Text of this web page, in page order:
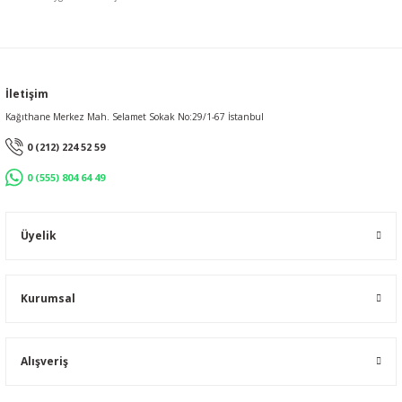
İletişim
Kağıthane Merkez Mah. Selamet Sokak No:29/1-67 İstanbul
0 (212) 224 52 59
0 (555) 804 64 49
Üyelik
Kurumsal
Alışveriş